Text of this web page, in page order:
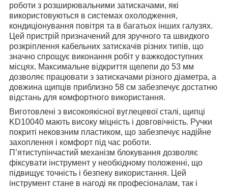
роботи з розширювальними затискачами, які
використовуються в системах охолодження,
кондиціонування повітря та в багатьох інших галузях.
Цей пристрій призначений для зручного та швидкого
розкріплення кабельних затискачів різних типів, що
значно спрощує виконання робіт у важкодоступних
місцях. Максимальне відкриття щелепи до 53 мм
дозволяє працювати з затискачами різного діаметра, а
довжина щипців приблизно 58 см забезпечує достатню
відстань для комфортного використання.
Виготовлені з високоякісної вуглецевої сталі, щипці
KD10040 мають високу міцність і довговічність. Ручки
покриті нековзним пластиком, що забезпечує надійне
захоплення і комфорт під час роботи.
П’ятиступінчастий механізм блокування дозволяє
фіксувати інструмент у необхідному положенні, що
підвищує точність і безпеку використання. Цей
інструмент стане в нагоді як професіоналам, так і